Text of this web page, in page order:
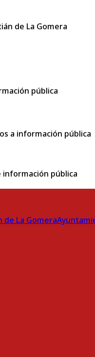
de La Gomera
pública
a información pública
información pública